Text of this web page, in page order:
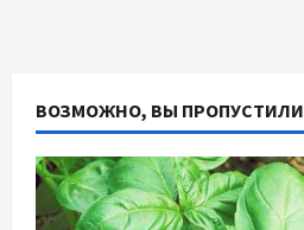
ВОЗМОЖНО, ВЫ ПРОПУСТИЛИ